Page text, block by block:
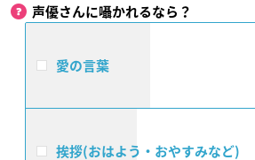
声優さんに囁かれるなら？
愛の言葉
挨拶(おはよう・おやすみなど)